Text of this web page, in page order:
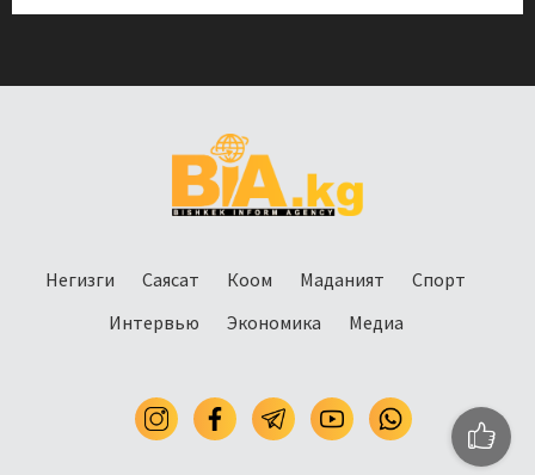
Негизги Саясат Коом Маданият
Спорт
Интервью
Экономика Медиа